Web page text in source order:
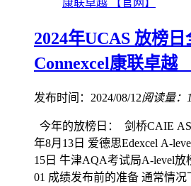
2024年UCAS 放榜
Connexcel康联卓越
发布时间：2024/08/12阅读量：
今年的放榜日： 剑桥CAIE
年8月13日 爱德思Edexcel A-
15日 牛津AQA考试局A-level放
01 成绩发布前的准备‍‍‍‍‍ 通常情况